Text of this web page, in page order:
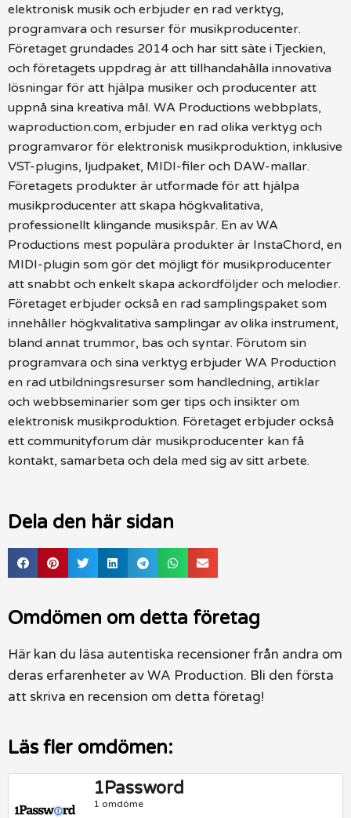
elektronisk musik och erbjuder en rad verktyg,
programvara och resurser för musikproducenter.
Företaget grundades 2014 och har sitt säte i Tjeckien,
och företagets uppdrag är att tillhandahålla innovativa
lösningar för att hjälpa musiker och producenter att
uppnå sina kreativa mål. WA Productions webbplats,
waproduction.com, erbjuder en rad olika verktyg och
programvaror för elektronisk musikproduktion, inklusive
VST-plugins, ljudpaket, MIDI-filer och DAW-mallar.
Företagets produkter är utformade för att hjälpa
musikproducenter att skapa högkvalitativa,
professionellt klingande musikspår. En av WA
Productions mest populära produkter är InstaChord, en
MIDI-plugin som gör det möjligt för musikproducenter
att snabbt och enkelt skapa ackordföljder och melodier.
Företaget erbjuder också en rad samplingspaket som
innehåller högkvalitativa samplingar av olika instrument,
bland annat trummor, bas och syntar. Förutom sin
programvara och sina verktyg erbjuder WA Production
en rad utbildningsresurser som handledning, artiklar
och webbseminarier som ger tips och insikter om
elektronisk musikproduktion. Företaget erbjuder också
ett communityforum där musikproducenter kan få
kontakt, samarbeta och dela med sig av sitt arbete.
Dela den här sidan
Omdömen om detta företag
Här kan du läsa autentiska recensioner från andra om
deras erfarenheter av WA Production. Bli den första
att skriva en recension om detta företag!
Läs fler omdömen:
1Password
1 omdöme